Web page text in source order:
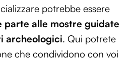
potrebbe essere
parte alle mostre guidate
archeologici. Qui potrete
che condividono con voi